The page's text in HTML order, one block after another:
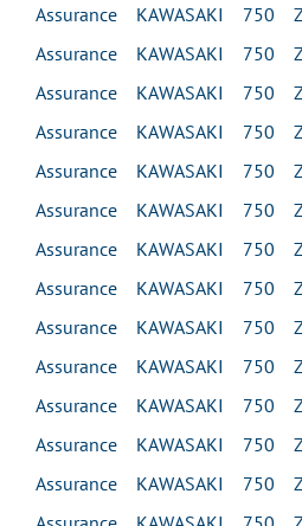
Assurance KAWASAKI 750 Z
Assurance KAWASAKI 750
Assurance KAWASAKI 750
Assurance KAWASAKI 750
Assurance KAWASAKI 750
Assurance KAWASAKI 750 Z
Assurance KAWASAKI 750 Z
Assurance KAWASAKI 750 Z
Assurance KAWASAKI 750 Z
Assurance KAWASAKI 750
Assurance KAWASAKI 750
Assurance KAWASAKI 750
Assurance KAWASAKI 750